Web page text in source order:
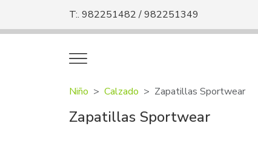
T:. 982251482 / 982251349
Niño Calzado Zapatillas Sportwear
Zapatillas Sportwear